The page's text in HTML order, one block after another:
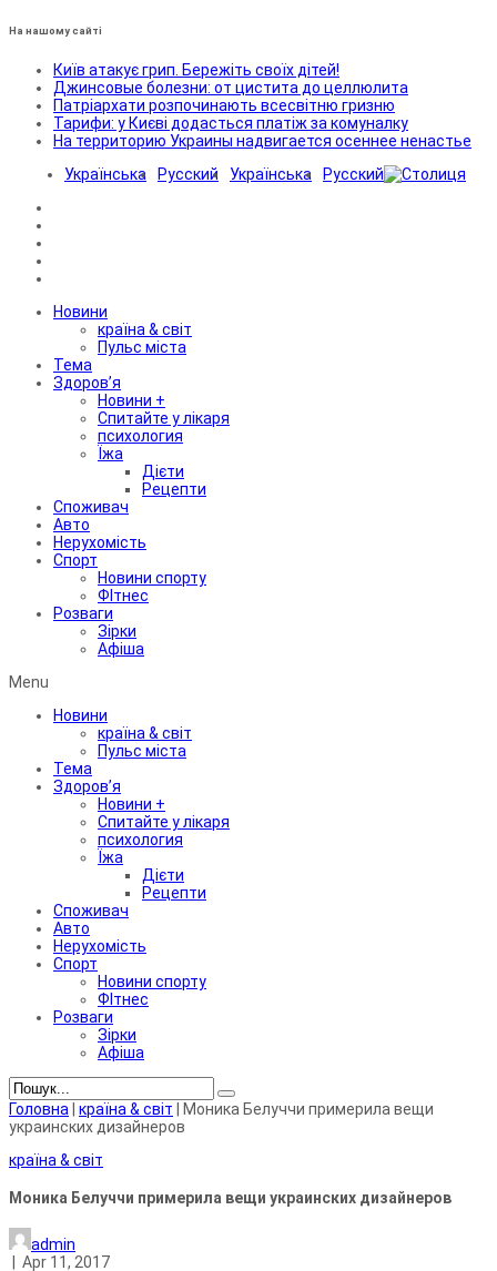
На нашому сайті
Київ атакує грип. Бережіть своїх дітей!
Джинсовые болезни: от цистита до целлюлита
Патріархати розпочинають всесвітню гризню
Тарифи: у Києві додасться платіж за комуналку
На территорию Украины надвигается осеннее ненастье
Українська
Русский Українська Русский
Новини
країна & світ
Пульс міста
Тема
Здоров’я
Новини +
Спитайте у лікаря
психология
Їжа
Дієти
Рецепти
Споживач
Авто
Нерухомість
Спорт
Новини спорту
ФІтнес
Розваги
Зірки
Афіша
Menu
Новини
країна & світ
Пульс міста
Тема
Здоров’я
Новини +
Спитайте у лікаря
психология
Їжа
Дієти
Рецепти
Споживач
Авто
Нерухомість
Спорт
Новини спорту
ФІтнес
Розваги
Зірки
Афіша
Головна країна & світ
Моника Белуччи примерила вещи
украинских дизайнеров
країна & світ
Моника Белуччи примерила вещи украинских дизайнеров
admin
Apr 11, 2017